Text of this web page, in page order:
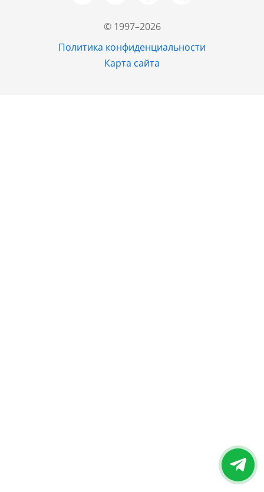
© 1997–2026
Политика конфиденциальности
Карта сайта
+7 (843) 202-37-37